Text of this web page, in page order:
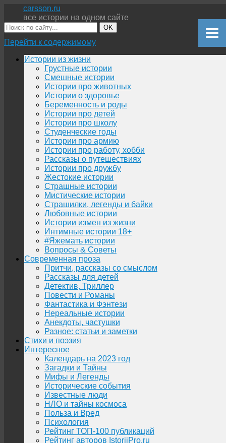
carsson.ru
все истории на одном сайте
OK
Перейти к содержимому
Истории из жизни
Грустные истории
Смешные истории
Истории про животных
Истории о здоровье
Беременность и роды
Истории про детей
Истории про школу
Студенческие годы
Истории про армию
Истории про работу, хобби
Рассказы о путешествиях
Истории про дружбу
Жестокие истории
Страшные истории
Мистические истории
Страшилки, легенды и байки
Любовные истории
Истории измен из жизни
Интимные истории 18+
#Яжемать истории
Вопросы & Советы
Современная проза
Притчи, рассказы со смыслом
Рассказы для детей
Детектив, Триллер
Повести и Романы
Фантастика и Фэнтези
Нереальные истории
Анекдоты, частушки
Разное: статьи и заметки
Стихи и поэзия
Интересное
Календарь на 2023 год
Загадки и Тайны
Мифы и Легенды
Исторические события
Известные люди
НЛО и тайны космоса
Польза и Вред
Психология
Рейтинг ТОП-100 публикаций
Рейтинг авторов IstoriiPro.ru